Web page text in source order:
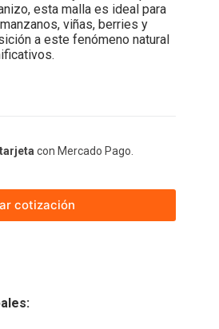
esta malla es ideal para
viñas, berries y
a este fenómeno natural
con Mercado Pago.
cotización